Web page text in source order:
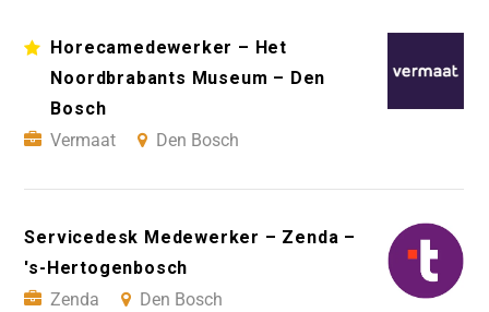
Horecamedewerker – Het
Noordbrabants Museum – Den
Bosch
Vermaat
Den Bosch
Servicedesk Medewerker – Zenda –
's-Hertogenbosch
Zenda
Den Bosch